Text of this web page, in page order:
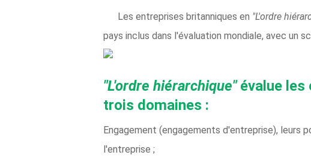
Les entreprises britanniques en "L'ordre
pays inclus dans l'évaluation mondiale, avec un
"L'ordre hiérarchique"évalue
trois domaines :
Engagement (engagements d'entreprise), leurs
l'entreprise ;